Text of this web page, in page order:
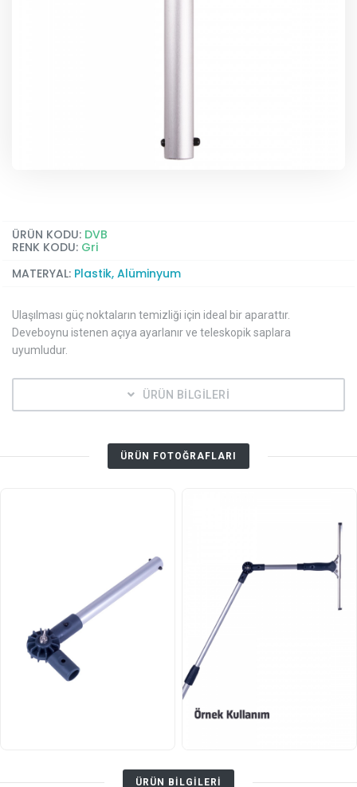
ÜRÜN KODU: DVB
RENK KODU: Gri
MATERYAL: Plastik, Alüminyum
Ulaşılması güç noktaların temizliği için ideal bir aparattır.
Deveboynu istenen açıya ayarlanır ve teleskopik saplara
uyumludur.
ÜRÜN BİLGİLERİ
ÜRÜN FOTOĞRAFLARI
ÜRÜN BİLGİLERİ